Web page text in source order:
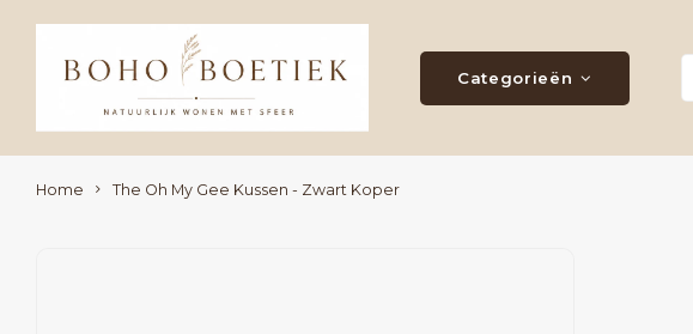
Categorieën
Home The Oh My Gee Kussen - Zwart Koper